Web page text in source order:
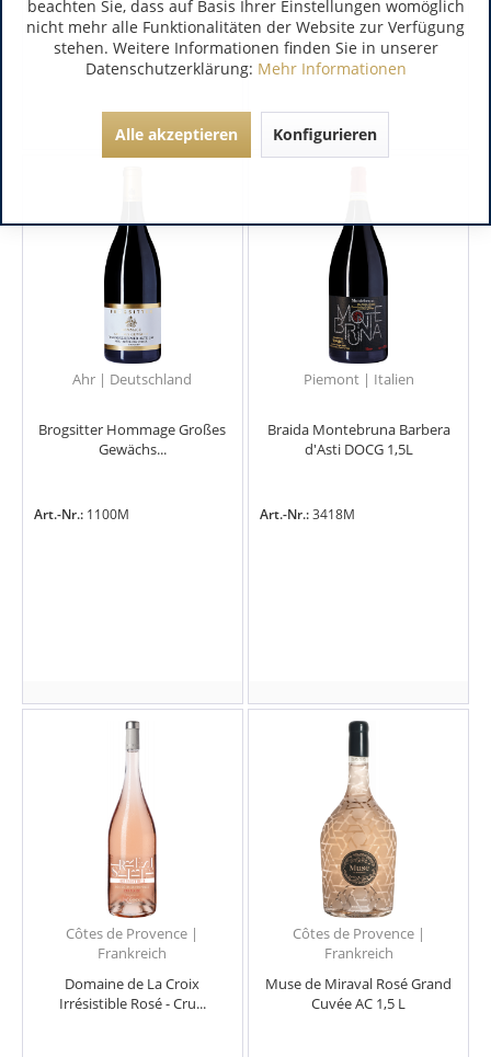
Ahr | Deutschland
Brogsitter Hommage Großes
Gewächs...
Art.-Nr.: 1100M
Piemont | Italien
Braida Montebruna Barbera
d'Asti DOCG 1,5L
Art.-Nr.:3418M
Côtes de Provence |
Frankreich
Domaine de La Croix
Irrésistible Rosé - Cru...
Côtes de Provence |
Frankreich
Muse de Miraval Rosé Grand
Cuvée AC 1,5 L
beachten Sie, dass auf Basis Ihrer Einstellungen womöglich
nicht mehr alle Funktionalitäten der Website zur Verfügung
stehen. Weitere Informationen finden Sie in unserer
Datenschutzerklärung: Mehr Informationen
Alle akzeptieren Konfigurieren